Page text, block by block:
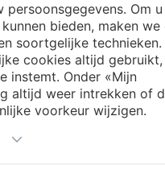
Om u
bieden, maken we
soortgelijke technieken.
cookies altijd gebruikt,
instemt. Onder «Mijn
altijd weer intrekken of
voorkeur wijzigen.